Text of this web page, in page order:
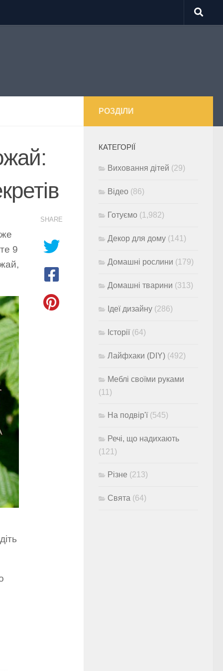
9
SHARE
РОЗДІЛИ
КАТЕГОРІЇ
Виховання дітей (29)
Відео (86)
Готуємо (1,982)
Декор для дому (141)
Домашні рослини (179)
Домашні тварини (313)
Ідеї дизайну (286)
Історії(64)
Лайфхаки (DIY) (492)
Меблі своїми руками
(11)
На подвір'ї(545)
Речі, що надихають
(121)
Різне (213)
Свята (64)